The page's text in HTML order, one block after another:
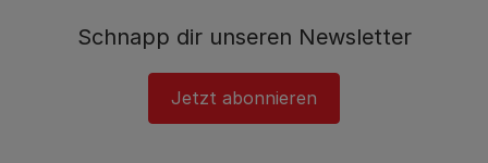
Schnapp dir unseren Newsletter
Jetzt abonnieren